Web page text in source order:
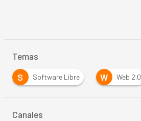
Temas
S
Software Libre W Web 2.0
Canales